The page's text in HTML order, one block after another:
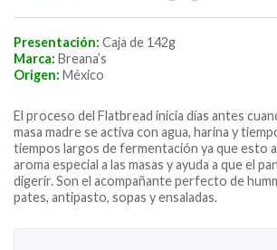
Presentación: Caja de 142g
Marca: Breana’s
Origen: México
El proceso del Flatbread inicia días antes
masa madre se activa con agua, harina y
tiempos largos de fermentación ya que esto
aroma especial a las masas y ayuda a que el
digerir. Son el acompañante perfecto de
pates, antipasto, sopas y ensaladas.